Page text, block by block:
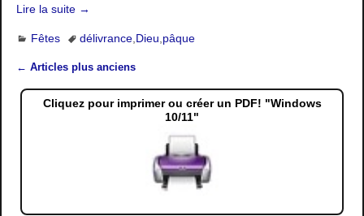
Lire la suite →
Fêtes délivrance, Dieu pâque
← Articles plus anciens
Cliquez pour imprimer ou créer un PDF! "Windows
10/11"